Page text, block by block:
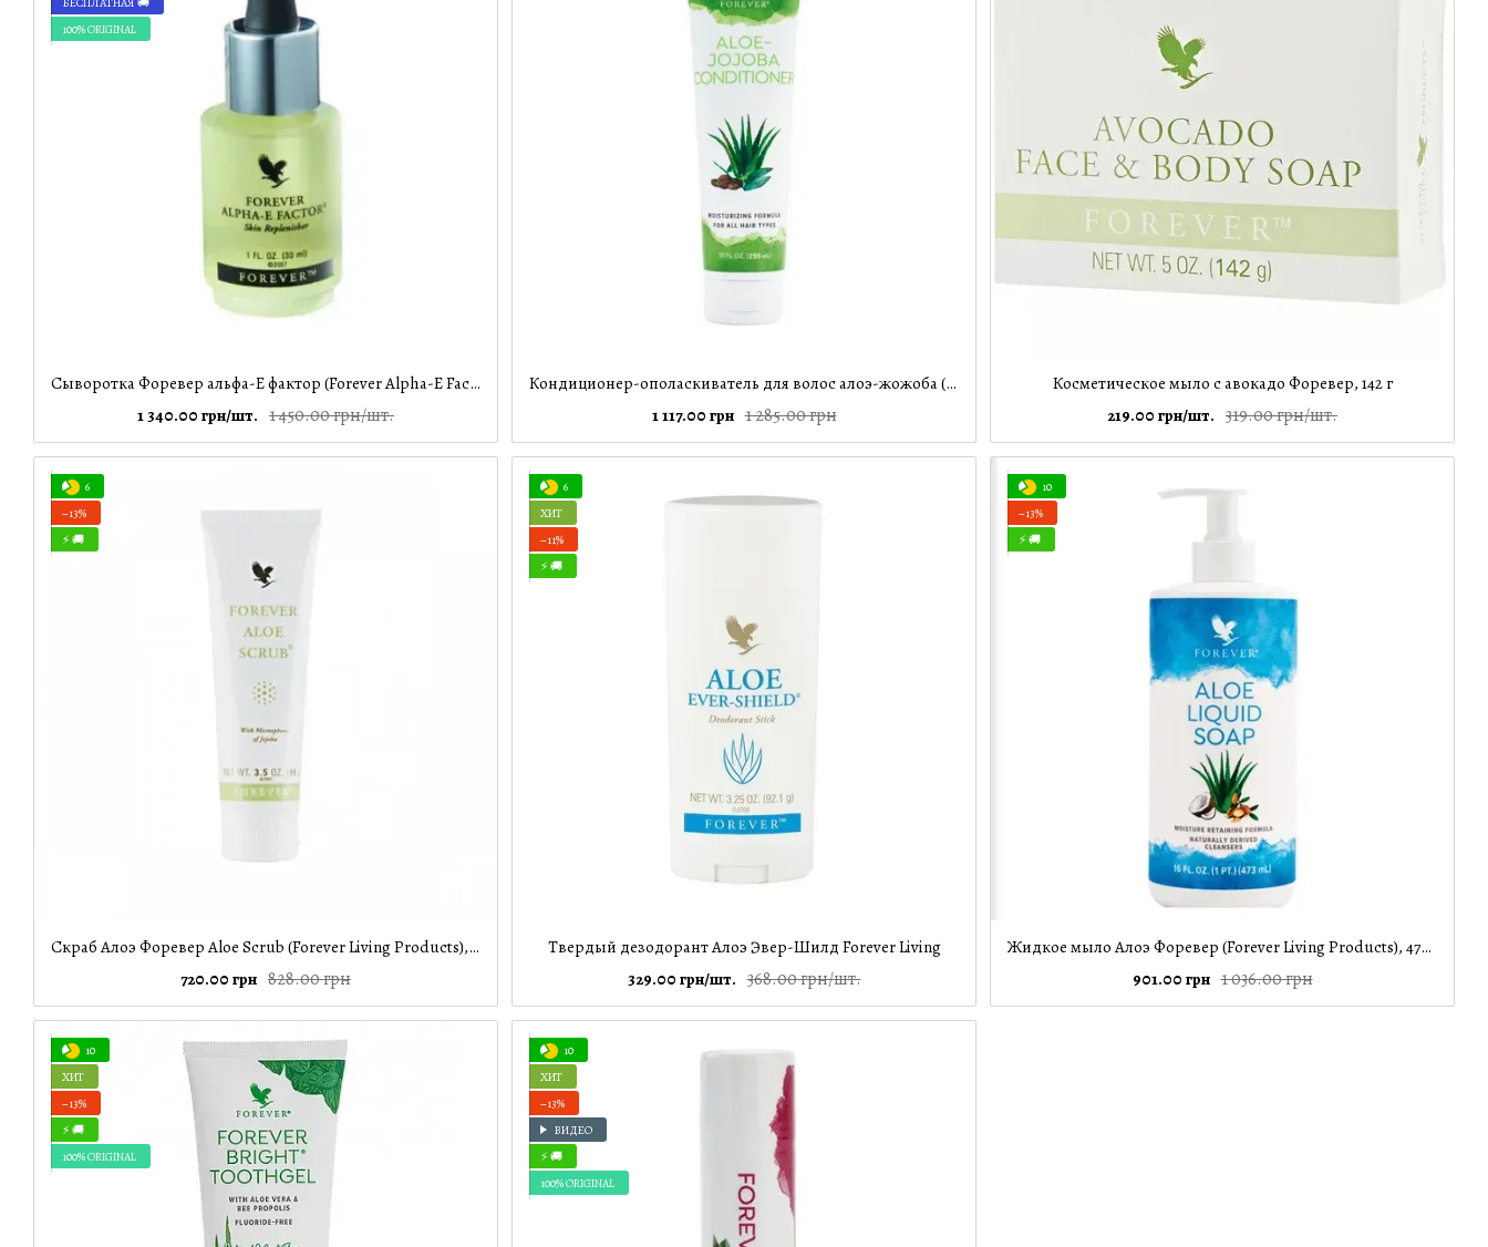
100% ORIGINAL
Сыворотка Форевер альфа-Е фактор (Forever Alpha-E Factor) 30 мл Forever Living Products
1 450.00 грн/шт.
1 340.00 грн/шт.
Кондиционер-ополаскиватель для волос алоэ-жожоба (Forever Product Living), 296 мл
1 285.00 грн
1 117.00 грн
Косметическое мыло с авокадо Форевер, 142 г
319.00 грн/шт.
219.00 грн/шт.
6
−13%
⚡ 🚚
Скраб Алоэ Форевер Aloe Scrub (Forever Living Products), 99 г
828.00 грн
720.00 грн
6
ХИТ
−11%
⚡ 🚚
Твердый дезодорант Алоэ Эвер-Шилд Forever Living
368.00 грн/шт.
329.00 грн/шт.
10
−13%
⚡ 🚚
Жидкое мыло Алоэ Форевер (Forever Living Products), 473 мл
1 036.00 грн
901.00 грн
10
ХИТ
−13%
⚡ 🚚
100% ORIGINAL
10
ХИТ
−13%
ВИДЕО
⚡ 🚚
100% ORIGINAL